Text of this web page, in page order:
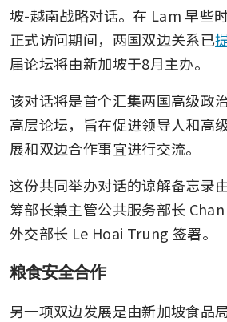
坡-越南战略对话。在 Lam 早些
正式访问期间，两国双边关系已
届论坛将由新加坡于8月主办。
该对话将是首个汇集两国高级政
高层论坛，旨在促进领导人和高
展和双边合作事宜进行交流。
这份共同举办对话的谅解备忘录
筹部长兼主管公共服务部长
外交部长 Le Hoai Trung 签署。
粮食安全合作
另一项双边发展是由新加坡食品